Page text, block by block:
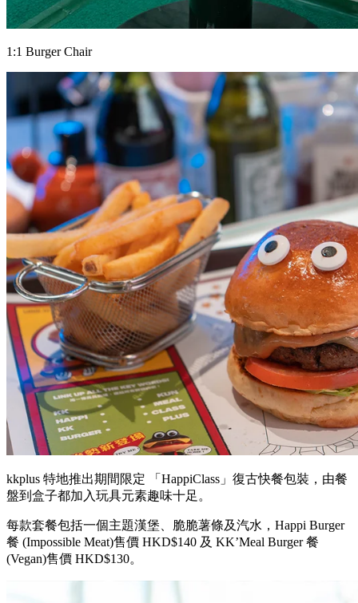
1:1 Burger Chair
kkplus 特地推出期間限定 「HappiClass」復古快餐包裝，由餐
盤到盒子都加入玩具元素趣味十足。
每款套餐包括一個主題漢堡、脆脆薯條及汽水，Happi Burger
餐 (Impossible Meat)售價 HKD$140 及 KK’Meal Burger 餐
(Vegan)售價 HKD$130。